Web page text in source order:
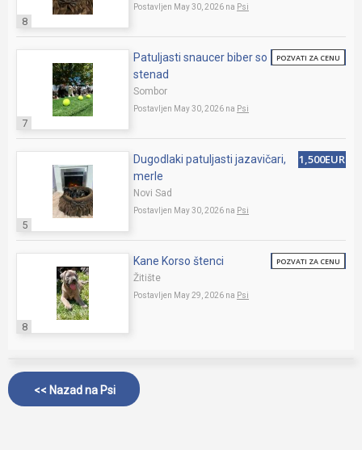
8
Postavljen May 30, 2026 na Psi
7
Patuljasti snaucer biber so
stenad
Sombor
Postavljen May 30, 2026 na Psi
POZVATI ZA CENU
5
Dugodlaki patuljasti jazavičari,
merle
Novi Sad
Postavljen May 30, 2026 na Psi
1,500EUR
8
Kane Korso štenci
Žitište
Postavljen May 29, 2026 na Psi
POZVATI ZA CENU
<< Nazad na Psi